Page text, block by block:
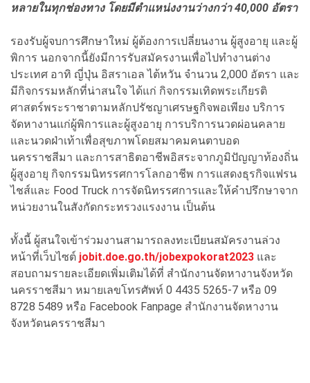
หลายในทุกช่องทาง โดยมีตำแหน่งงานว่างกว่า 40,000 อัตรา
รองรับผู้จบการศึกษาใหม่ ผู้ต้องการเปลี่ยนงาน ผู้สูงอายุ และผู้
พิการ นอกจากนี้ยังมีการรับสมัครงานเพื่อไปทำงานต่าง
ประเทศ อาทิ ญี่ปุ่น อิสราเอล ไต้หวัน จำนวน 2,000 อัตรา และ
มีกิจกรรมหลักที่น่าสนใจ ได้แก่ กิจกรรมเทิดพระเกียรติ
ศาสตร์พระราชาตามหลักปรัชญาเศรษฐกิจพอเพียง บริการ
จัดหางานแก่ผู้พิการและผู้สูงอายุ การบริการนวดผ่อนคลาย
และนวดฝ่าเท้าเพื่อสุขภาพโดยสมาคมคนตาบอด
นครราชสีมา และการสาธิตอาชีพอิสระจากภูมิปัญญาท้องถิ่น
ผู้สูงอายุ กิจกรรมนิทรรศการโลกอาชีพ การแสดงธุรกิจแฟรน
ไชส์และ Food Truck การจัดนิทรรศการและให้คำปรึกษาจาก
หน่วยงานในสังกัดกระทรวงแรงงาน เป็นต้น
ทั้งนี้ ผู้สนใจเข้าร่วมงานสามารถลงทะเบียนสมัครงานล่วง
หน้าที่เว็บไซต์ jobit.doe.go.th/jobexpokorat2023 และ
สอบถามรายละเอียดเพิ่มเติมได้ที่ สำนักงานจัดหางานจังหวัด
นครราชสีมา หมายเลขโทรศัพท์ 0 4435 5265-7 หรือ 09
8728 5489 หรือ Facebook Fanpage สำนักงานจัดหางาน
จังหวัดนครราชสีมา